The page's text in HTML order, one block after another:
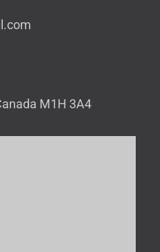
M1H 3A4